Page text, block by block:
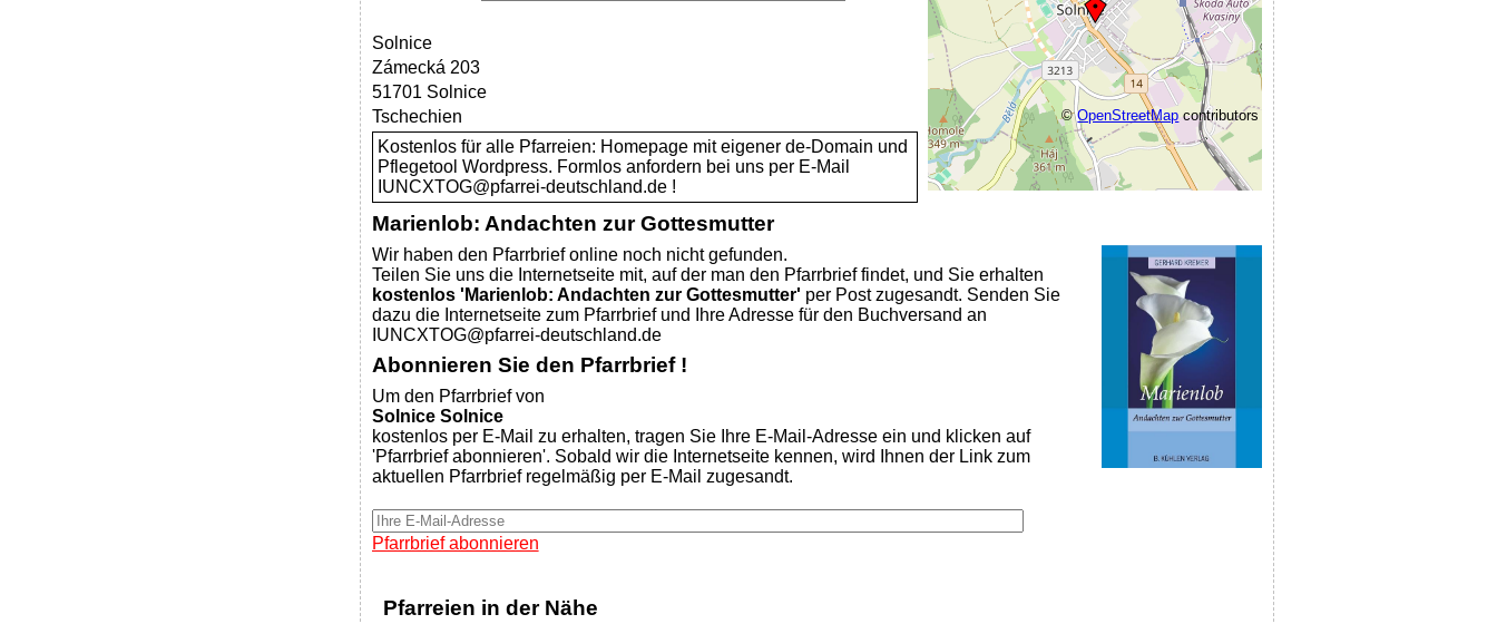
©OpenStreetMap contributors
Solnice
Zámecká 203
51701 Solnice
Tschechien
Kostenlos für alle Pfarreien: Homepage mit eigener de-Domain und
Pflegetool Wordpress. Formlos anfordern bei uns per E-Mail
IUNCXTOG@pfarrei-deutschland.de !
Marienlob: Andachten zur Gottesmutter
Wir haben den Pfarrbrief online noch nicht gefunden.
Teilen Sie uns die Internetseite mit, auf der man den Pfarrbrief findet, und Sie erhalten
kostenlos 'Marienlob: Andachten zur Gottesmutter' per Post zugesandt. Senden Sie
dazu die Internetseite zum Pfarrbrief und Ihre Adresse für den Buchversand an
IUNCXTOG@pfarrei-deutschland.de
Abonnieren Sie den Pfarrbrief !
Um den Pfarrbrief von
Solnice Solnice
kostenlos per E-Mail zu erhalten, tragen Sie Ihre E-Mail-Adresse ein und klicken auf
'Pfarrbrief abonnieren'. Sobald wir die Internetseite kennen, wird Ihnen der Link zum
aktuellen Pfarrbrief regelmäßig per E-Mail zugesandt.
Pfarrbrief abonnieren
Pfarreien in der Nähe